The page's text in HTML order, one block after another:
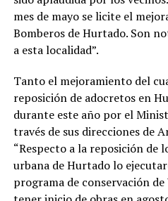
mes de mayo se licite el
Bomberos de Hurtado. Son
a esta localidad”.
Tanto el mejoramiento del
reposición de adocretos en
durante este año por el
través de sus direcciones de
“Respecto a la reposición de
urbana de Hurtado lo
programa de conservación